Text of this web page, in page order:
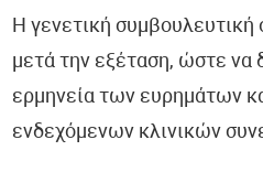
Η γενετική συμβουλευτική
μετά την εξέταση, ώστε να
ερμηνεία των ευρημάτων
ενδεχόμενων κλινικών